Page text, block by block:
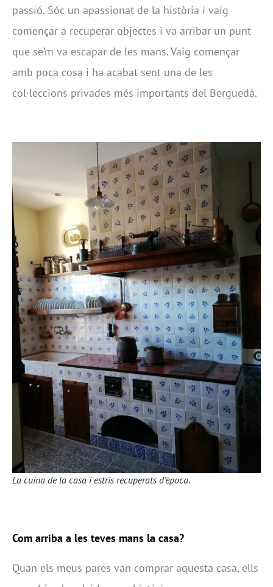
passió. Sóc un apassionat de la història i vaig
començar a recuperar objectes i va arribar un punt
que se’m va escapar de les mans. Vaig començar
amb poca cosa i ha acabat sent una de les
col·leccions privades més importants del Berguedà.
La cuina de la casa i estris recuperats d’època.
Com arriba a les teves mans la casa?
Quan els meus pares van comprar aquesta casa, ells